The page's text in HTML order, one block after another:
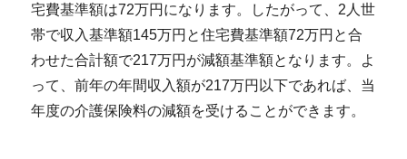
宅費基準額は72万円になります。したがって、2人世
帯で収入基準額145万円と住宅費基準額72万円と合
わせた合計額で217万円が減額基準額となります。よ
って、前年の年間収入額が217万円以下であれば、当
年度の介護保険料の減額を受けることができます。